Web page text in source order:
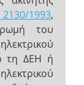
1993,
του
τη ΔΕΗ ή